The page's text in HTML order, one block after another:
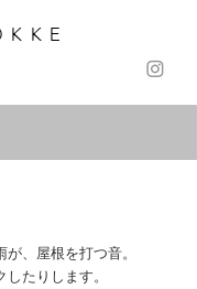
、屋根を打つ音。
したりします。